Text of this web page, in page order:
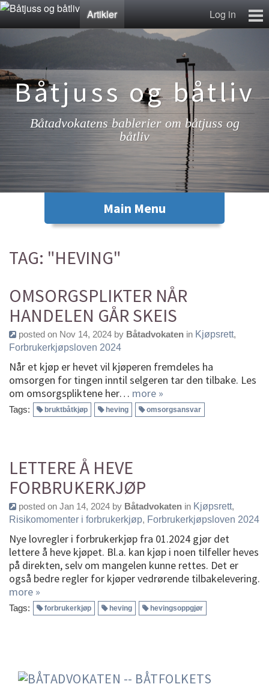
Artikler Log in
Lenkesamling
Kontakt
Båtjuss og båtliv
Båtadvokatens bablerier om båtjuss og
båtliv
TAG: "HEVING"
OMSORGSPLIKTER NÅR
HANDELEN GÅR SKEIS
posted on Nov 14, 2024 by Båtadvokaten in Kjøpsrett,
Forbrukerkjøpsloven 2024
Når et kjøp er hevet vil kjøperen fremdeles ha
omsorgen for tingen inntil selgeren tar den tilbake. Les
om omsorgspliktene her… more »
Tags: bruktbåtkjøp heving omsorgsansvar
LETTERE Å HEVE
FORBRUKERKJØP
posted on Jan 14, 2024 by Båtadvokaten in Kjøpsrett,
Risikomomenter i forbrukerkjøp, Forbrukerkjøpsloven 2024
Nye lovregler i forbrukerkjøp fra 01.2024 gjør det
lettere å heve kjøpet. Bl.a. kan kjøp i noen tilfeller heves
på direkten, selv om mangelen kunne rettes. Det er
også bedre regler for kjøper vedrørende tilbakelevering.
more »
Tags: forbrukerkjøp heving hevingsoppgjør